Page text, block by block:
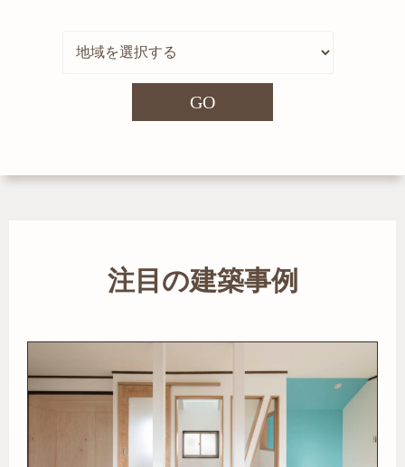
GO
注目の建築事例